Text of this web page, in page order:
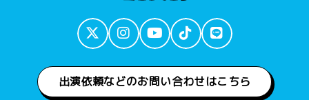
出演依頼などのお問い合わせはこちら